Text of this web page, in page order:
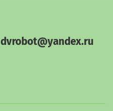
dvrobot@yandex.ru